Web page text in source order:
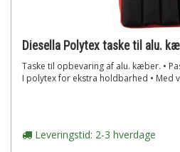
Taske til opbevaring af alu. kæber. •
I polytex for ekstra holdbarhed • Med
Leveringstid: 2-3 hverdage